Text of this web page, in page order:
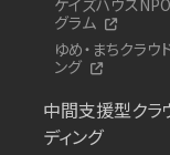
グラム
ゆめ・まちクラウ
ング
中間支援型クラ
ディング